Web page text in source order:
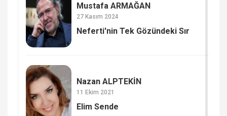
Mustafa ARMAĞAN
27 Kasım 2024
Neferti'nin Tek Gözündeki Sır
Nazan ALPTEKİN
11 Ekim 2021
Elim Sende